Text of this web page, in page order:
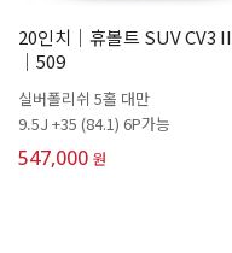
20인치│휴볼트 SUV CV3 II
│509
실버폴리쉬 5홀 대만
9.5J +35 (84.1) 6P가능
547,000 원